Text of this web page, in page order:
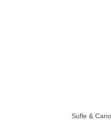
Sufle &